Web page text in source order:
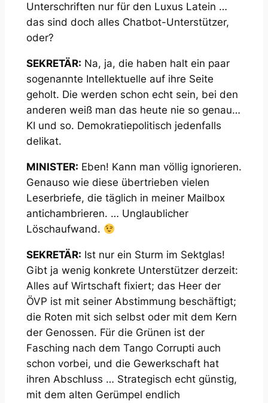
Unterschriften nur für den Luxus Latein …
das sind doch alles Chatbot-Unterstützer,
oder?
SEKRETÄR: Na, ja, die haben halt ein paar
sogenannte Intellektuelle auf ihre Seite
geholt. Die werden schon echt sein, bei den
anderen weiß man das heute nie so genau…
KI und so. Demokratiepolitisch jedenfalls
delikat.
MINISTER: Eben! Kann man völlig ignorieren.
Genauso wie diese übertrieben vielen
Leserbriefe, die täglich in meiner Mailbox
antichambrieren. … Unglaublicher
Löschaufwand.
SEKRETÄR: Ist nur ein Sturm im Sektglas!
Gibt ja wenig konkrete Unterstützer derzeit:
Alles auf Wirtschaft fixiert; das Heer der
ÖVP ist mit seiner Abstimmung beschäftigt;
die Roten mit sich selbst oder mit dem Kern
der Genossen. Für die Grünen ist der
Fasching nach dem Tango Corrupti auch
schon vorbei, und die Gewerkschaft hat
ihren Abschluss … Strategisch echt günstig,
mit dem alten Gerümpel endlich